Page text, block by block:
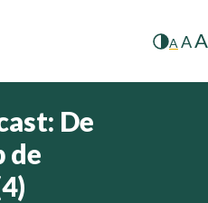
A AA
De
de